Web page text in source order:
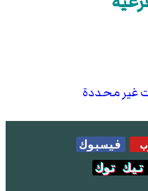
غير محددة
فيسبوك
تيك توك